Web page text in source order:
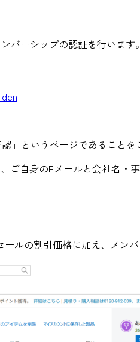
バーシップの認証を行いま
」というページであることを
自身のEメールと会社名・
ルの割引価格に加え、メン